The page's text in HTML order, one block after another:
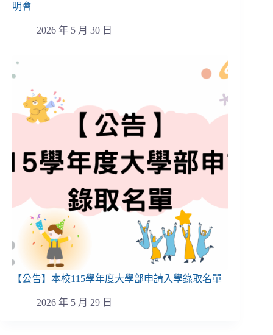
明會
2026 年 5 月 30 日
【公告】本校115學年度大學部申請入學錄取名單
2026 年 5 月 29 日